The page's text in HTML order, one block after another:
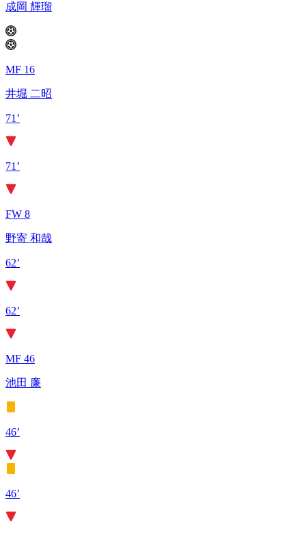
成岡 輝瑠
MF 16
井堀 二昭
71’
71’
FW 8
野寄 和哉
62’
62’
MF 46
池田 廉
46’
46’